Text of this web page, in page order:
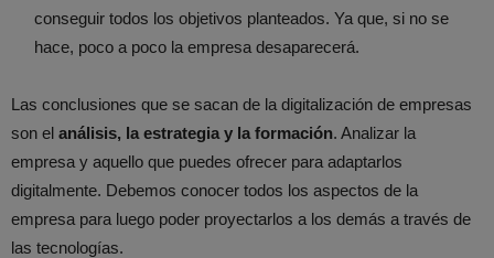
conseguir todos los objetivos planteados. Ya que, si no se
hace, poco a poco la empresa desaparecerá.
Las conclusiones que se sacan de la digitalización de empresas
son el análisis, la estrategia y la formación. Analizar la
empresa y aquello que puedes ofrecer para adaptarlos
digitalmente. Debemos conocer todos los aspectos de la
empresa para luego poder proyectarlos a los demás a través de
las tecnologías.